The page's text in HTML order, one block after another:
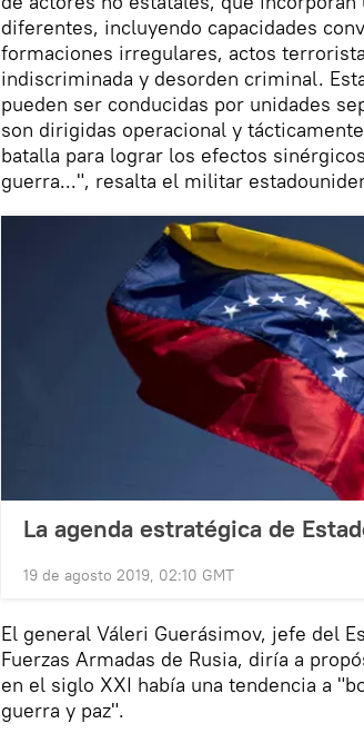
diferentes, incluyendo capacidades
formaciones irregulares, actos
indiscriminada y desorden criminal.
pueden ser conducidas por unidades
son dirigidas operacional y
batalla para lograr los efectos
guerra...", resalta el militar
La agenda estratégica de
19 de agosto 2019, 02:10 GMT
El general Váleri Guerásimov, jefe del
Fuerzas Armadas de Rusia, diría a
en el siglo XXI había una tendencia a
guerra y paz".